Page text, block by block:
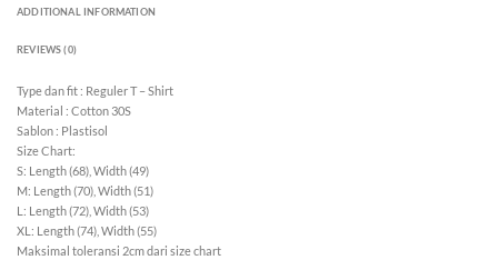
ADDITIONAL INFORMATION
REVIEWS (0)
Type dan fit : Reguler T – Shirt
Material : Cotton 30S
Sablon : Plastisol
Size Chart:
S: Length (68), Width (49)
M: Length (70), Width (51)
L: Length (72), Width (53)
XL: Length (74), Width (55)
Maksimal toleransi 2cm dari size chart